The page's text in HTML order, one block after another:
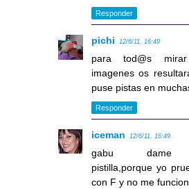
Responder
pichi 12/6/11, 16:49
para tod@s
imagenes os
puse pistas en
Responder
iceman 12/6/11, 16:49
gabu dame
pistilla,porque yo
con F y no me